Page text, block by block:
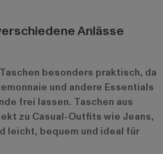
Anlässe
besonders praktisch, da
und andere Essentials
frei lassen. Taschen aus
zu Casual-Outfits wie Jeans,
leicht, bequem und ideal für